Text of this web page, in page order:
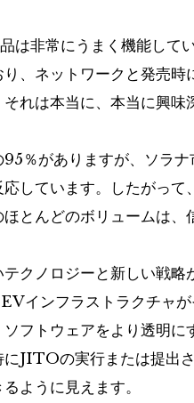
は非常にうまく機能して
、ネットワークと発売時
れは本当に、本当に興味
％がありますが、ソラ
応しています。したがっ
とんどのボリュームは、
クノロジーと新しい戦
インフラストラクチャ
フトウェアをより透明
にJITOの実行または提出
ように見えます。